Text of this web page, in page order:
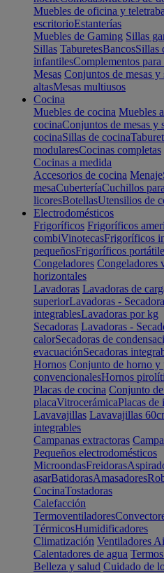
Muebles de oficina y
escritorioEstanterías
Muebles de Gaming Sillas
Sillas TaburetesBancosSillas
infantilesComplementos para
Mesas Conjuntos de mesas y
altasMesas multiusos
Cocina
Muebles de cocina Muebles
cocinaConjuntos de mesas y
cocinaSillas de cocina
modularesCocinas completas
Cocinas a medida
Accesorios de cocina Menaje
mesaCuberteríaCuchillos
licoresBotellasUtensilios de
Electrodomésticos
Frigoríficos Frigoríficos
combiVinotecasFrigoríficos
pequeñosFrigoríficos
Congeladores Congeladores
horizontales
Lavadoras Lavadoras de
superiorLavadoras -
integrablesLavadoras por kg
Secadoras Lavadoras -
calorSecadoras de
evacuaciónSecadoras
Hornos Conjunto de horno y
convencionalesHornos
Placas de cocina Conjunto
placaVitrocerámicaPlacas de
Lavavajillas Lavavajillas
integrables
Campanas extractoras
Pequeños electrodomésticos
MicroondasFreidoras
asarBatidorasAmasadores
CocinaTostadoras
Calefacción
Termoventiladores
TérmicosHumidificadores
Climatización Ventiladores
Calentadores de agua
Belleza y salud Cuidado de